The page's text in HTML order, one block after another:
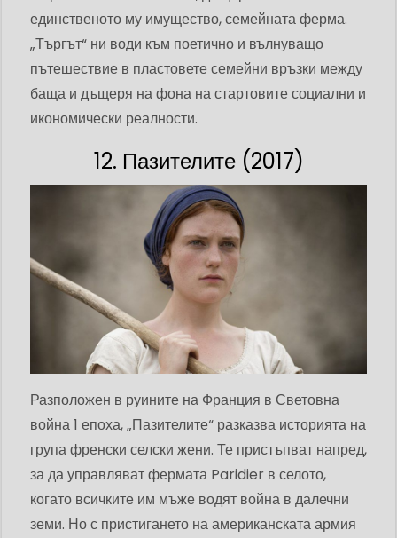
единственото му имущество, семейната ферма.
„Търгът“ ни води към поетично и вълнуващо
пътешествие в пластовете семейни връзки между
баща и дъщеря на фона на стартовите социални и
икономически реалности.
12. Пазителите (2017)
Разположен в руините на Франция в Световна
война 1 епоха, „Пазителите“ разказва историята на
група френски селски жени. Те пристъпват напред,
за да управляват фермата Paridier в селото,
когато всичките им мъже водят война в далечни
земи. Но с пристигането на американската армия